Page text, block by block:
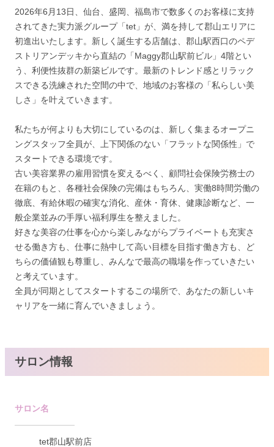
2026年6月13日、仙台、盛岡、福島市で数多くのお客様に支持
されてきた実力派グループ「tet」が、満を持して郡山エリアに
初進出いたします。新しく誕生する店舗は、郡山駅西口のペデ
ストリアンデッキから直結の「Maggy郡山駅前ビル」4階とい
う、利便性抜群の新築ビルです。最新のトレンド感とリラック
スできる洗練された空間の中で、地域のお客様の「私らしい美
しさ」を叶えていきます。
私たちが何よりも大切にしているのは、新しく集まるオープニ
ングスタッフ全員が、上下関係のない「フラットな関係性」で
スタートできる環境です。
古い美容業界の雇用習慣を変えるべく、顧問社会保険労務士の
在籍のもと、各種社会保険の完備はもちろん、実働8時間労働の
徹底、有給休暇の確実な消化、産休・育休、健康診断など、一
般企業並みの手厚い福利厚生を整えました。
好きな美容の仕事を心から楽しみながらプライベートも充実さ
せる働き方も、仕事に熱中して高い目標を目指す働き方も、ど
ちらの価値観も尊重し、みんなで最高の職場を作っていきたい
と考えています。
全員が同期としてスタートするこの場所で、あなたの新しいキ
ャリアを一緒に育んでいきましょう。
サロン情報
サロン名
tet郡山駅前店